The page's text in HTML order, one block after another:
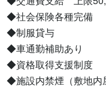
◆社会保険各種完備
◆制服貸与
◆車通勤補助あり
◆資格取得支援制度
◆施設内禁煙（敷地内